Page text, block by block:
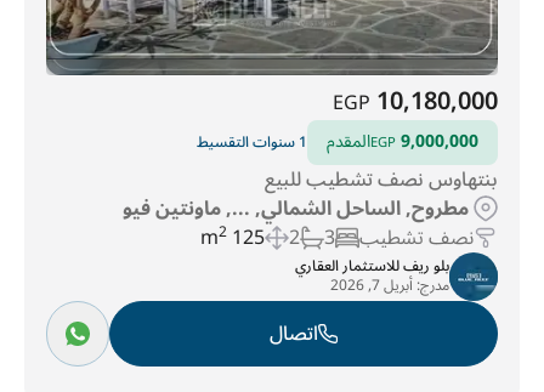
10,180,000
EGP
9,000,000
EGPالمقدم 1 سنوات التقسيط
بنتهاوس نصف تشطيب للبيع
مطروح, الساحل الشمالي, ..., ماونتين فيو
نصف تشطيب 3
2
125 m
2
بلو ريف للاستثمار العقاري
مدرج:أبريل 7, 2026
اتصال